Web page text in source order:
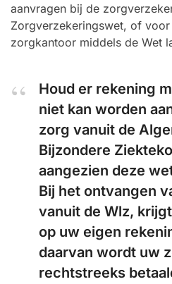
aanvragen bij de
Zorgverzekeringswet, of
zorgkantoor middels de Wet
Houd er rekening
niet kan worden
zorg vanuit de
Bijzondere
aangezien deze
Bij het ontvangen
vanuit de Wlz,
op uw eigen
daarvan wordt uw
rechtstreeks